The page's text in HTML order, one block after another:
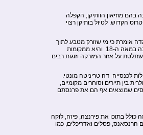
בהם מוזיאון הוותיקן, הקפלה
הקדוש. לטיול בותיקן רצוי
אומרת כי מי שזורק מטבע לתוך
בריכת המים יחזור לפחות עוד פעם אחת. פונטנה די טרווי נבנה במאה ה-18 והיא ממקומות
על אזור המזרקה וזוגות רבים
לכנסייה דה טריניטה מונטי.
בין תיירים וסוחרים מקומיים,
שמוצאים אף הם את פרנסתם
כולל בתוכו את פירנצה, פיזה, לוקה
הרנסאנס, פסלים ואדריכלים, כמו